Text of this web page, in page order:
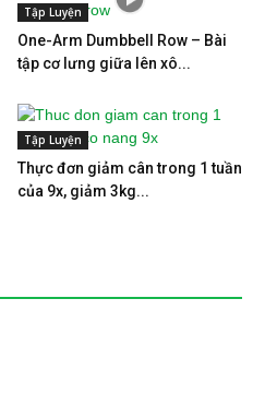
Tập Luyện
One-Arm Dumbbell Row – Bài
tập cơ lưng giữa lên xô...
Tập Luyện
Thực đơn giảm cân trong 1 tuần
của 9x, giảm 3kg...